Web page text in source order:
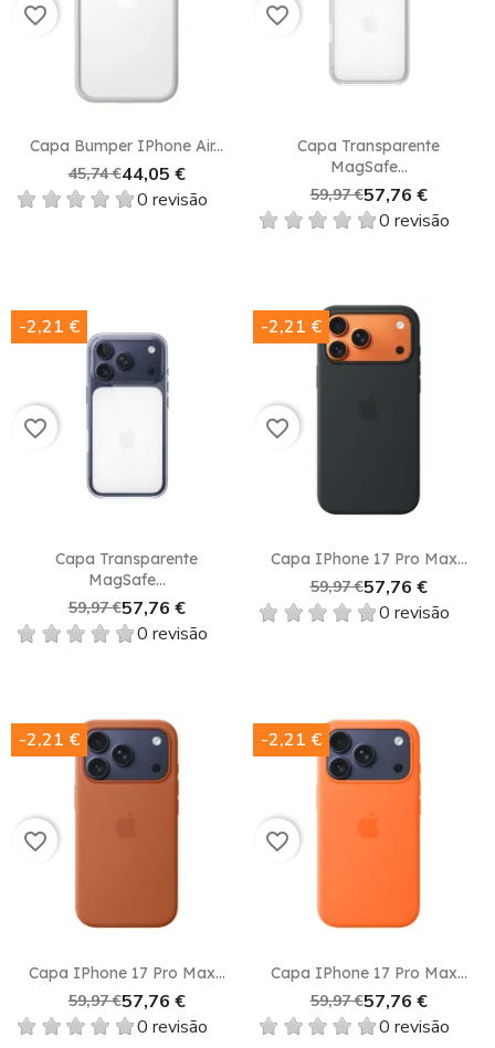
Capa Bumper IPhone Air...
45,74 €44,05 €
0 revisão
favorite_border
Capa Transparente
MagSafe...
59,97 €57,76 €
0 revisão
favorite_border
Capa Transparente
MagSafe...
59,97 €57,76 €
0 revisão
-2,21 €
favorite_border
Capa IPhone 17 Pro Max...
59,97 €57,76 €
0 revisão
-2,21 €
favorite_border
Capa IPhone 17 Pro Max...
59,97 €57,76 €
0 revisão
-2,21 €
favorite_border
Capa IPhone 17 Pro Max...
59,97 €57,76 €
0 revisão
-2,21 €
favorite_border